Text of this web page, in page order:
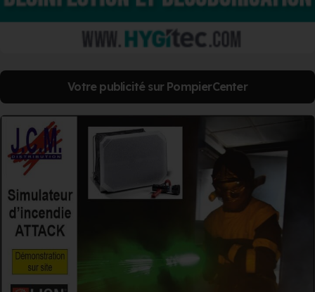
Votre publicité sur PompierCenter